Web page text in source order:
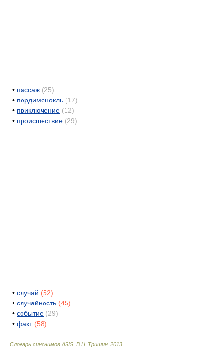
• пассаж (25)
• пердимонокль (17)
• приключение (12)
• происшествие (29)
• случай (52)
• случайность (45)
• событие (29)
• факт (58)
Словарь синонимов ASIS. В.Н. Тришин 2013